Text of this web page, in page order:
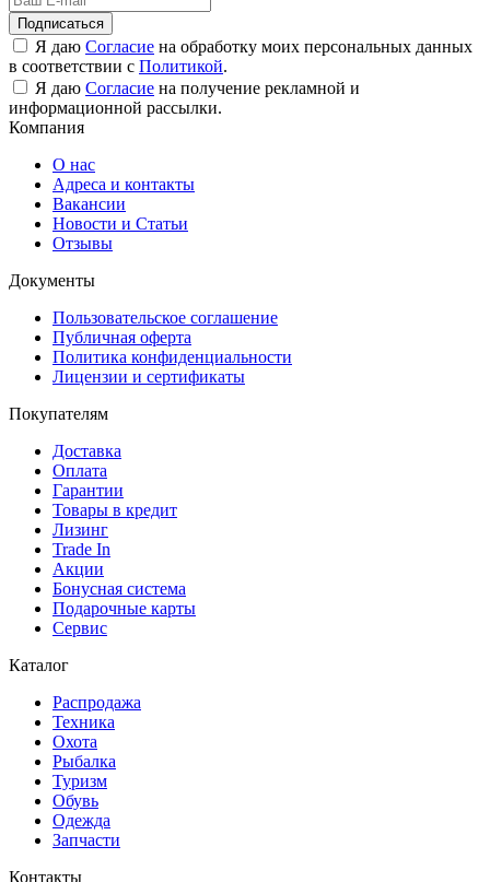
Подписаться
Я даю Согласие на обработку моих персональных данных
в соответствии с Политикой.
Я даю Согласие на получение рекламной и
информационной рассылки.
Компания
О нас
Адреса и контакты
Вакансии
Новости и Статьи
Отзывы
Документы
Пользовательское соглашение
Публичная оферта
Политика конфиденциальности
Лицензии и сертификаты
Покупателям
Доставка
Оплата
Гарантии
Товары в кредит
Лизинг
Trade In
Акции
Бонусная система
Подарочные карты
Сервис
Каталог
Распродажа
Техника
Охота
Рыбалка
Туризм
Обувь
Одежда
Запчасти
Контакты